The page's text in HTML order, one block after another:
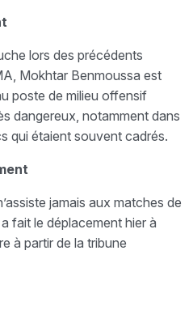
lors des précédents
Mokhtar Benmoussa est
poste de milieu offensif
dangereux, notamment dans
qui étaient souvent cadrés.
jamais aux matches de
fait le déplacement hier à
à partir de la tribune